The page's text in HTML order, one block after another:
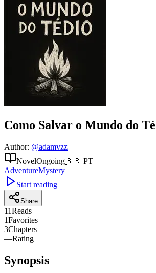
Como Salvar o Mundo do
Author: @adamvzz
NovelOngoing🇧🇷 PT
AdventureMystery
Start reading
Share
11Reads
1Favorites
3Chapters
—Rating
Synopsis